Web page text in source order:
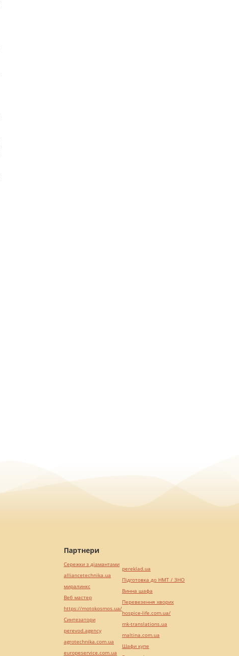
Партнери
Сережки з діамантами
alliancetechnika.ua
миралинкс
Веб мастер
https://motokosmos.ua/
Синтезатори
perevod.agency
agrotechnika.com.ua
europeservice.com.ua
pereklad.ua
Підготовка до НМТ / ЗНО
Винна шафа
Перевезення хворих
hospice-life.com.ua/
mk-translations.ua
maltina.com.ua
Шафи купе